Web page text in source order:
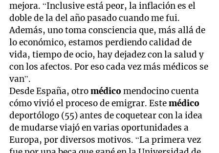
mejora. “Inclusive está peor, la inflación es el
doble de la del año pasado cuando me fui.
Además, uno toma consciencia que, más allá de
lo económico, estamos perdiendo calidad de
vida, tiempo de ocio, hay dejadez con la salud y
con los afectos. Por eso cada vez más médicos se
van”.
Desde España, otromédicomendocino cuenta
cómo vivió el proceso de emigrar. Estemédico
deportólogo (55) antes de coquetear con la idea
de mudarse viajó en varias oportunidades a
Europa, por diversos motivos. “La primera vez